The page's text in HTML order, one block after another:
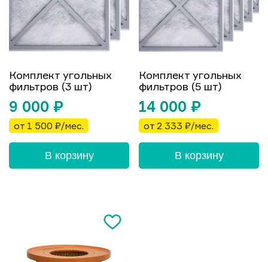
Комплект угольных
фильтров (3 шт)
9 000 ₽
от 1 500 ₽/мес.
В корзину
Комплект угольных
фильтров (5 шт)
14 000 ₽
от 2 333 ₽/мес.
В корзину